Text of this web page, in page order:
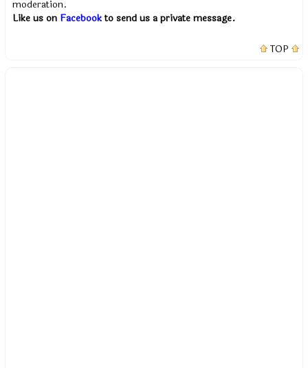
moderation.
Like us on Facebookto send us a private message.
TOP